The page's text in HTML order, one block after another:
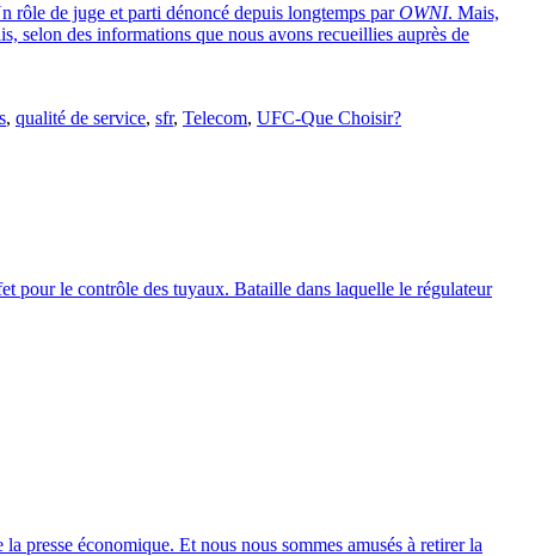
rôle de juge et parti dénoncé depuis longtemps parOWNI. Mais,
selon des informations que nous avons recueillies auprès de
, qualité de service, sfr, Telecom, UFC-Que Choisir?
pour le contrôle des tuyaux. Bataille dans laquelle le régulateur
presse économique. Et nous nous sommes amusés à retirer la